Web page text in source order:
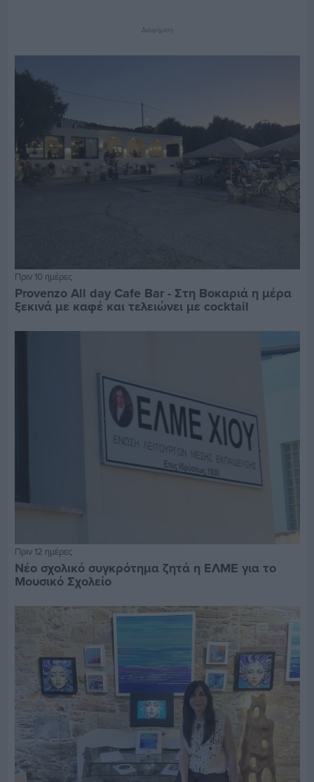
Διαφήμιση
Πριν 10 ημέρες
Provenzo All day Cafe Bar - Στη Βοκαριά η μέρα
ξεκινά με καφέ και τελειώνει με cocktail
Πριν 12 ημέρες
Νέο σχολικό συγκρότημα ζητά η ΕΛΜΕ για το
Μουσικό Σχολείο